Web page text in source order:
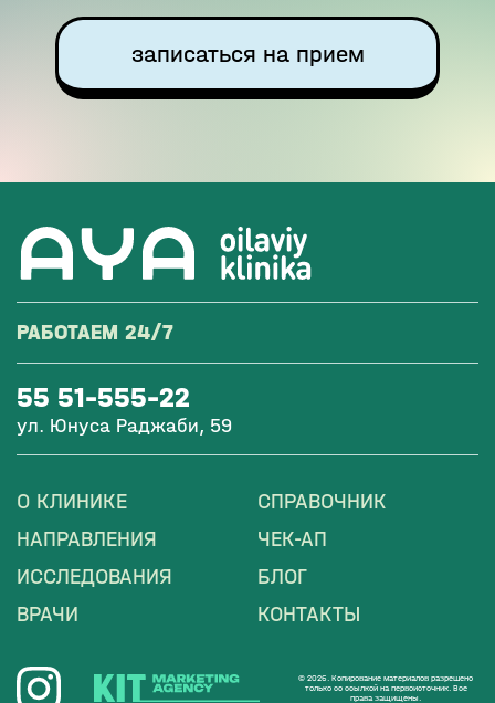
записаться на прием
РАБОТАЕМ 24/7
55 51-555-22
ул. Юнуса Раджаби, 59
О КЛИНИКЕ
НАПРАВЛЕНИЯ
ИССЛЕДОВАНИЯ
ВРАЧИ
СПРАВОЧНИК
ЧЕК-АП
БЛОГ
КОНТАКТЫ
© 2026. Копирование материалов разрешено
только со ссылкой на первоисточник. Все
права защищены.